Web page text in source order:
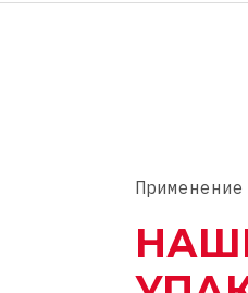
Применение